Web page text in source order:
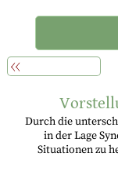
Durch die
in der Lage
Situationen zu